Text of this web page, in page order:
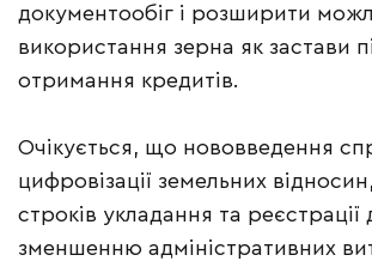
документообіг і розширити
використання зерна як застави
отримання кредитів.
Очікується, що нововведення
цифровізації земельних
строків укладання та реєстрації
зменшенню адміністративних